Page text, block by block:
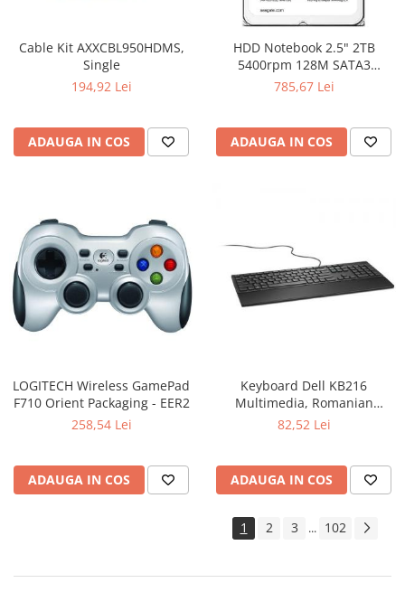
Cable Kit AXXCBL950HDMS,
Single
194,92 Lei
ADAUGA IN COS
HDD Notebook 2.5" 2TB
5400rpm 128M SATA3
SEAGATE
785,67 Lei
ADAUGA IN COS
LOGITECH Wireless GamePad
F710 Orient Packaging - EER2
258,54 Lei
ADAUGA IN COS
Keyboard Dell KB216
Multimedia, Romanian
(QWERTZ), Black
82,52 Lei
ADAUGA IN COS
1 2 3 ... 102